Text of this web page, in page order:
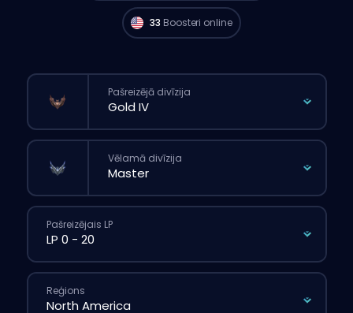
33 Boosteri online
Pašreizējā divīzija
Vēlamā divīzija
Pašreizējais LP
Reģions